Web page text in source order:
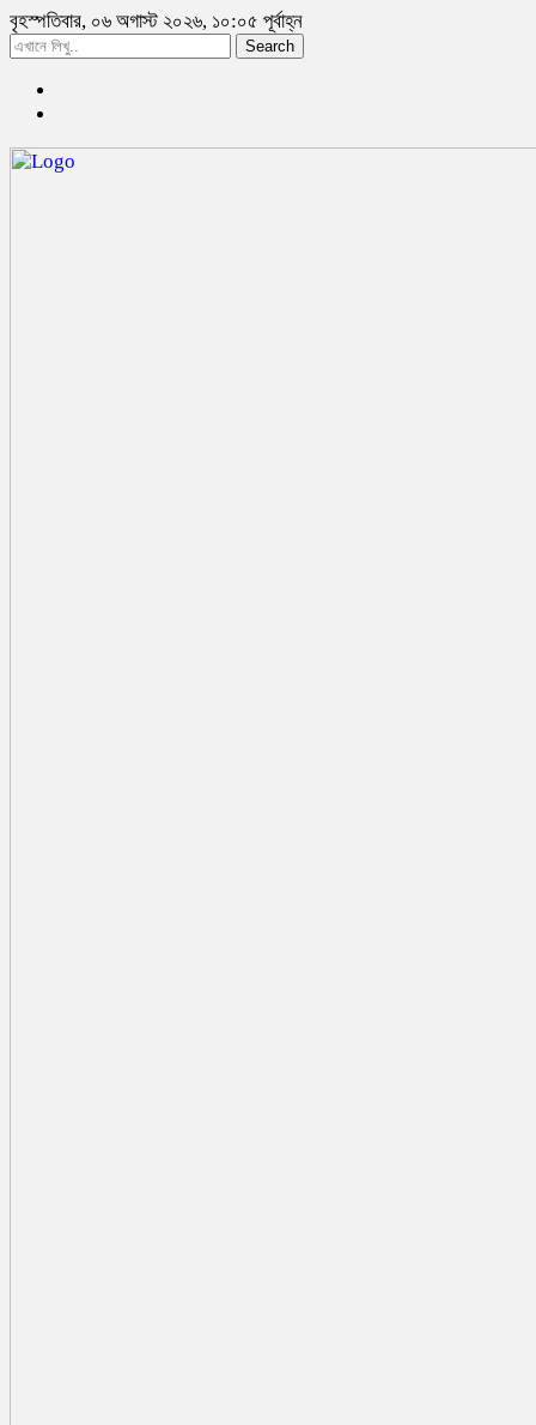
বৃহস্পতিবার, ০৬ অগাস্ট ২০২৬, ১০:০৫ পূর্বাহ্ন
Search